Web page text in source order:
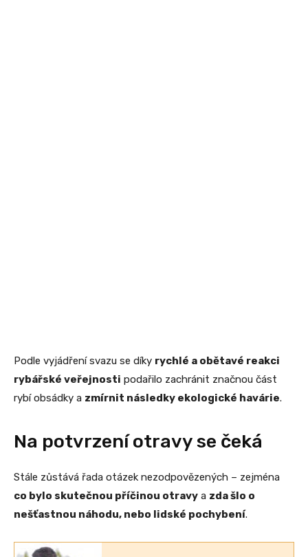
Podle vyjádření svazu se díky rychlé a obětavé reakci
rybářské veřejnosti podařilo zachránit značnou část
rybí obsádky a zmírnit následky ekologické havárie.
Na potvrzení otravy se čeká
Stále zůstává řada otázek nezodpovězených – zejména
co bylo skutečnou příčinou otravy a zda šlo o
nešťastnou náhodu, nebo lidské pochybení.